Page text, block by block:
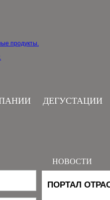
ДЕГУСТАЦИИ
НОВОСТИ
ПОРТАЛ